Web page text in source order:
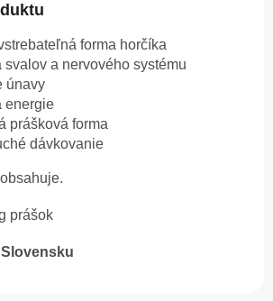
forma horčíka
svalov a nervového systému
únavy
energie
prášková forma
dávkovanie
prášok